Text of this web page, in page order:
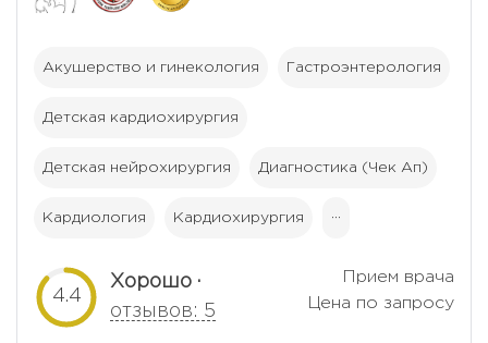
Акушерство и гинекология Гастроэнтерология
Детская кардиохирургия
Детская нейрохирургия Диагностика (Чек Ап)
Кардиология Кардиохирургия ···
4.4
Хорошо ·
отзывов: 5
Прием врача
Цена по запросу